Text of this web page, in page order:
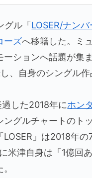
ル「 LOSER/ナン
ーズへ移籍した。ミ
ションへ話題が集
、自身のシングル作
過した2018年にホン
グルチャートのト
」は2018年
米津自身は「1億回